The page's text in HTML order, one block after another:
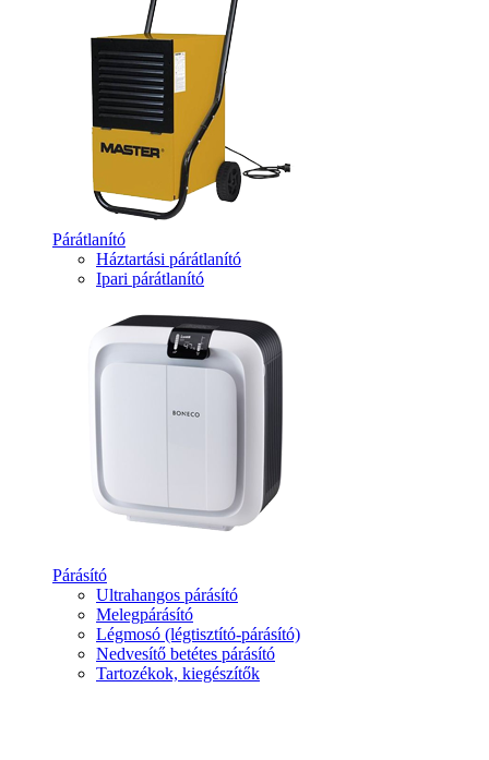
Párátlanító
Háztartási párátlanító
Ipari párátlanító
Párásító
Ultrahangos párásító
Melegpárásító
Légmosó (légtisztító-párásító)
Nedvesítő betétes párásító
Tartozékok, kiegészítők